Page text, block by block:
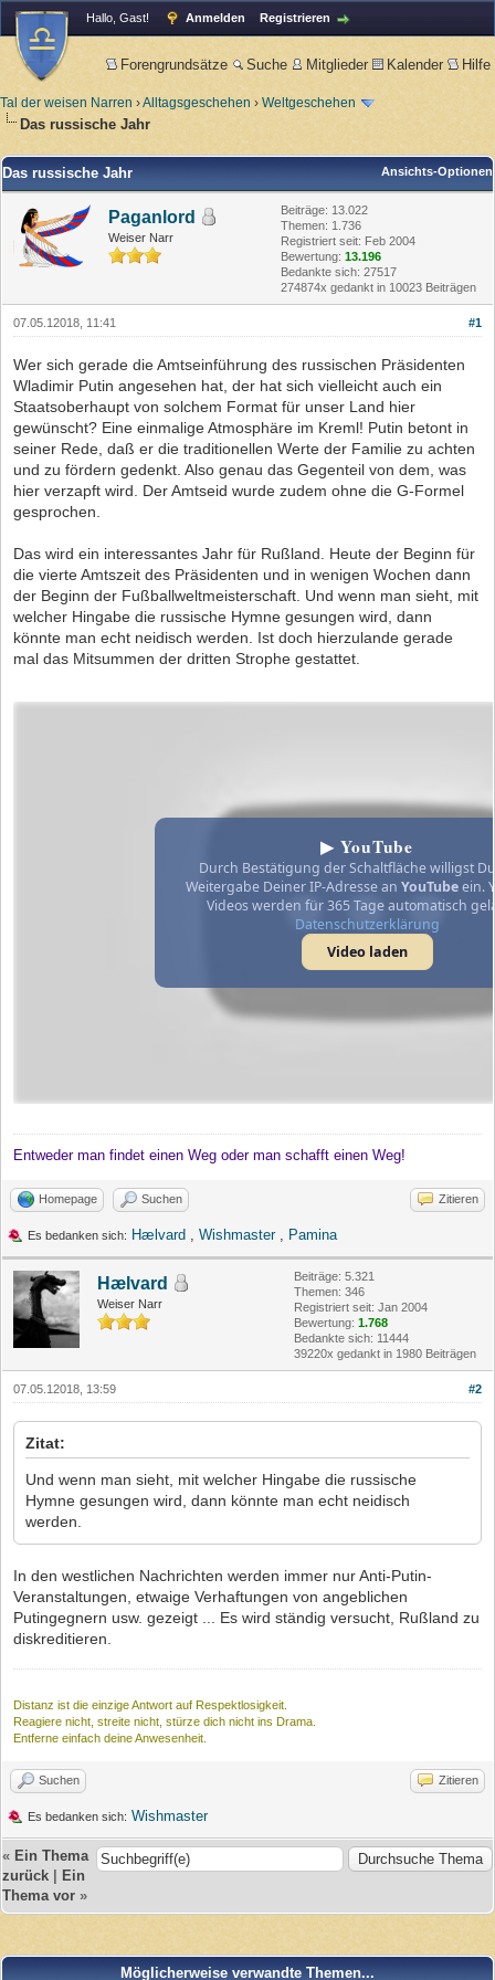
Hallo, Gast! Anmelden Registrieren
Forengrundsätze Suche Mitglieder Kalender Hilfe
Tal der weisen Narren ›Alltagsgeschehen › Weltgeschehen
Das russische Jahr
Ansichts-Optionen
Das russische Jahr
Paganlord
Weiser Narr
Beiträge: 13.022
Themen: 1.736
Registriert seit: Feb 2004
Bewertung: 13.196
Bedankte sich: 27517
274874x gedankt in 10023 Beiträgen
#1
07.05.12018, 11:41
Wer sich gerade die Amtseinführung des russischen Präsidenten
Wladimir Putin angesehen hat, der hat sich vielleicht auch ein
Staatsoberhaupt von solchem Format für unser Land hier
gewünscht? Eine einmalige Atmosphäre im Kreml! Putin betont in
seiner Rede, daß er die traditionellen Werte der Familie zu achten
und zu fördern gedenkt. Also genau das Gegenteil von dem, was
hier verzapft wird. Der Amtseid wurde zudem ohne die G-Formel
gesprochen.
Das wird ein interessantes Jahr für Rußland. Heute der Beginn für
die vierte Amtszeit des Präsidenten und in wenigen Wochen dann
der Beginn der Fußballweltmeisterschaft. Und wenn man sieht, mit
welcher Hingabe die russische Hymne gesungen wird, dann
könnte man echt neidisch werden. Ist doch hierzulande gerade
mal das Mitsummen der dritten Strophe gestattet.
▶ YouTube
Durch Bestätigung der Schaltfläche willigst
Weitergabe Deiner IP-Adresse an YouTubeein.
Videos werden für 365 Tage automatisch
Datenschutzerklärung
Video laden
Entweder man findet einen Weg oder man schafft einen Weg!
Homepage Suchen Zitieren
Es bedanken sich: Hælvard Wishmaster, Pamina
Hælvard
Weiser Narr
Beiträge: 5.321
Themen: 346
Registriert seit: Jan 2004
Bewertung: 1.768
Bedankte sich: 11444
39220x gedankt in 1980 Beiträgen
#2
07.05.12018, 13:59
Zitat:
Und wenn man sieht, mit welcher Hingabe die russische
Hymne gesungen wird, dann könnte man echt neidisch
werden.
In den westlichen Nachrichten werden immer nur Anti-Putin-
Veranstaltungen, etwaige Verhaftungen von angeblichen
Putingegnern usw. gezeigt ... Es wird ständig versucht, Rußland zu
diskreditieren.
Distanz ist die einzige Antwort auf Respektlosigkeit.
Reagiere nicht, streite nicht, stürze dich nicht ins Drama.
Entferne einfach deine Anwesenheit.
Suchen Zitieren
Es bedanken sich: Wishmaster
« Ein Thema
zurück
Ein
Thema vor »
Möglicherweise verwandte Themen...